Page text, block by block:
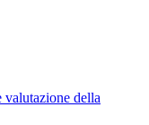
valutazione della